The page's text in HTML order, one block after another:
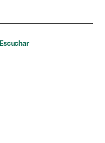
Escuchar